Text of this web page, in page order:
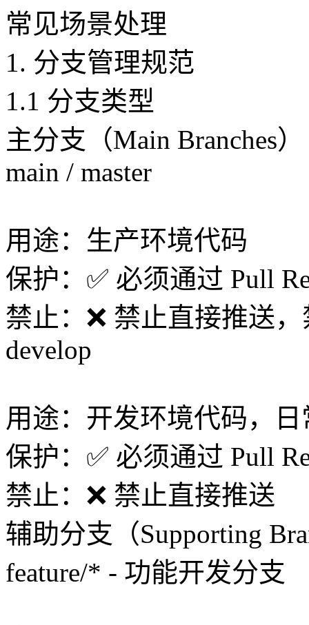
常见场景处理
1. 分支管理规范
1.1 分支类型
主分支（Main Branches）
main / master
用途：生产环境代码
保护：✅ 必须通过 Pull
禁止：❌ 禁止直接推送
develop
用途：开发环境代码，
保护：✅ 必须通过 Pull
禁止：❌ 禁止直接推送
辅助分支（Supporting
feature/* - 功能开发分支